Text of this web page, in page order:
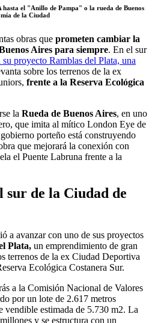
el "Anillo de Pampa" o la rueda de Buenos
de la Ciudad
obras que prometen cambiar la
Aires para siempre. En el sur
proyecto Ramblas del Plata, una
sobre los terrenos de la ex
frente a la Reserva Ecológica
la Rueda de Buenos Aires, en uno
que imita al mítico London Eye de
porteño está construyendo
que mejorará la conexión con
el Puente Labruna frente a la
sur de la Ciudad de
a avanzar con uno de sus proyectos
Plata, un emprendimiento de gran
terrenos de la ex Ciudad Deportiva
Ecológica Costanera Sur.
a la Comisión Nacional de Valores
por un lote de 2.617 metros
vendible estimada de 5.730 m2. La
y se estructura con un